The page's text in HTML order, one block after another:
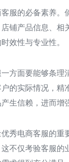
服的必备素养
铺产品信息、
效性与专业性。
方面要能够条
的实际情况，
生信赖，进而增
秀电商客服的
不仅考验客服